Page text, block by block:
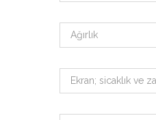
Ağırlık
Ekran; sicaklık ve